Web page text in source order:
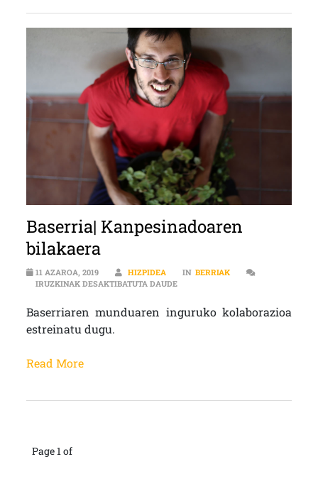
Baserria| Kanpesinadoaren
bilakaera
11 AZAROA, 2019 HIZPIDEA IN BERRIAK
IRUZKINAK DESAKTIBATUTA DAUDEBASERRIA| KANPESINADOAREN
Baserriaren munduaren inguruko kolaborazioa
estreinatu dugu.
Read More
Page 1 of